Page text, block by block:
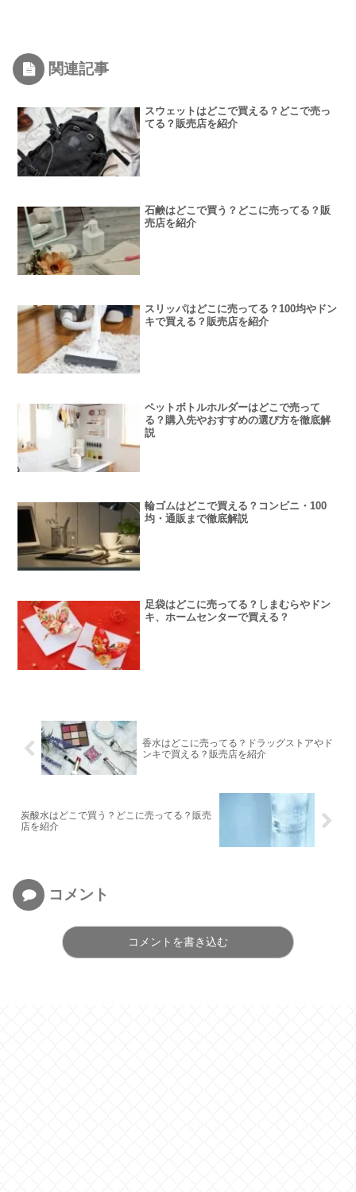
関連記事
スウェットはどこで買える？どこで売っ
てる？販売店を紹介
石鹸はどこで買う？どこに売ってる？販
売店を紹介
スリッパはどこに売ってる？100均やドン
キで買える？販売店を紹介
ペットボトルホルダーはどこで売って
る？購入先やおすすめの選び方を徹底解
説
輪ゴムはどこで買える？コンビニ・100
均・通販まで徹底解説
足袋はどこに売ってる？しまむらやドン
キ、ホームセンターで買える？
香水はどこに売ってる？ドラッグストアやド
ンキで買える？販売店を紹介
炭酸水はどこで買う？どこに売ってる？販売
店を紹介
コメント
コメントを書き込む